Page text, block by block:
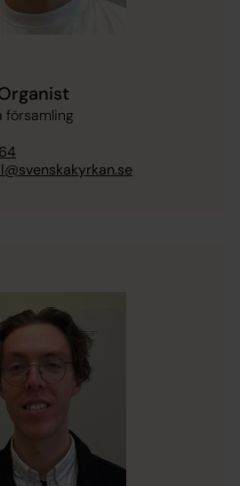
församling